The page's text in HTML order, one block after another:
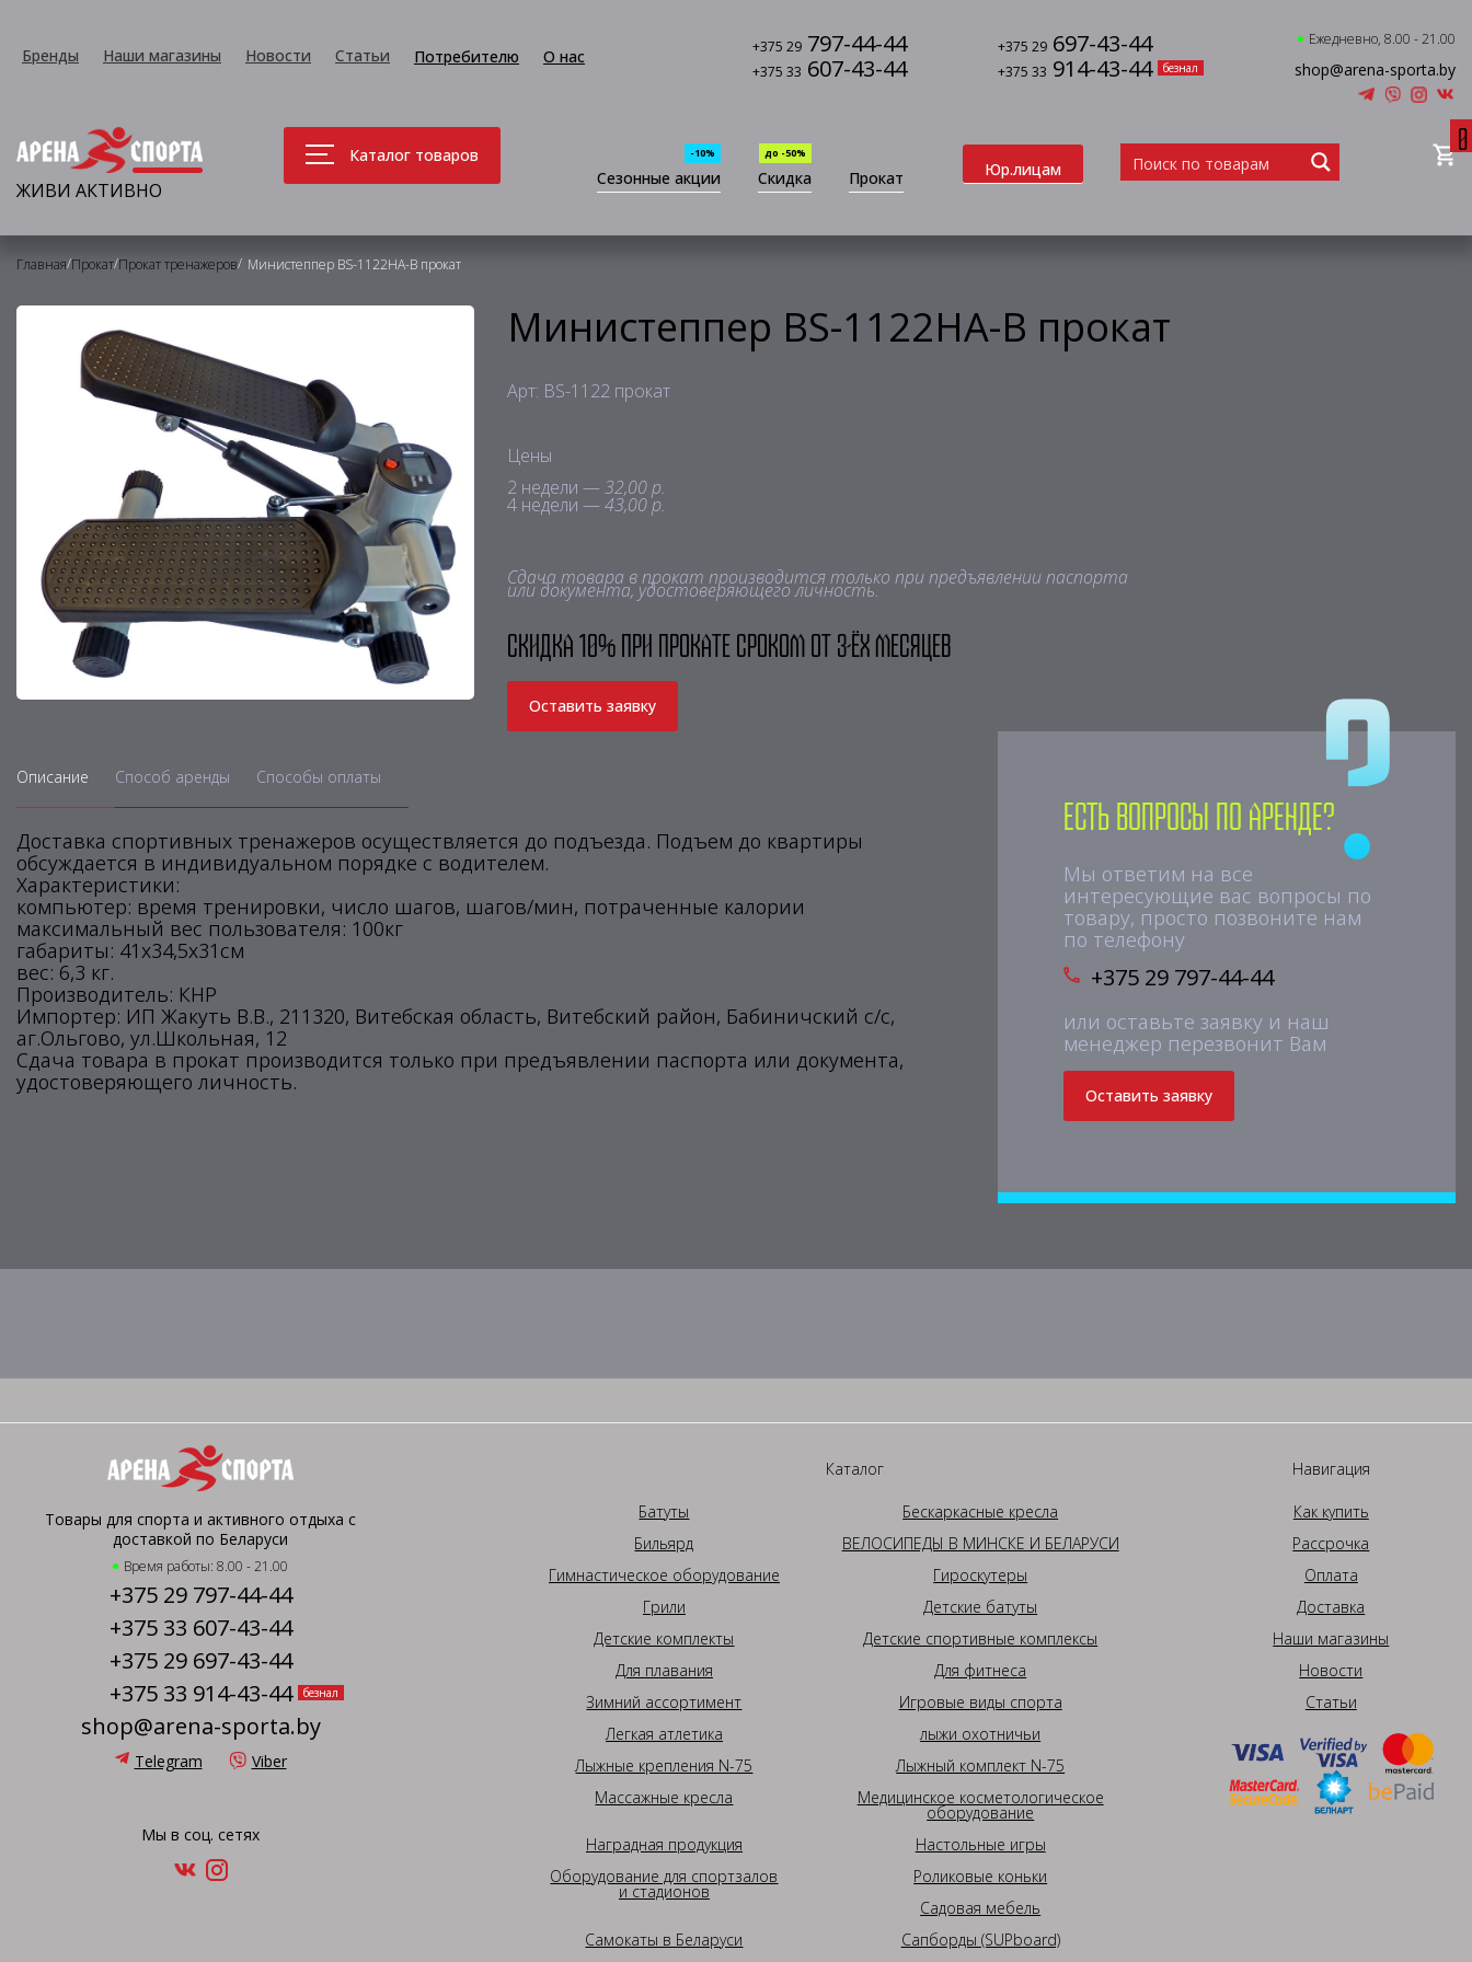
Бренды Наши магазины Новости Статьи Потребителю О нас +375 29 797-44-44 +375 29 697-43-44
+375 33 607-43-44 +375 33 914-43-44 безнал
Ежедневно, 8.00 - 21.00
shop@arena-sporta.by
ЖИВИ АКТИВНО
Каталог товаров
Сезонные акции
-10%
Скидка
до -50%
Прокат Юр.лицам
0
Главная/Прокат/Прокат тренажеров/ Министеппер BS-1122HA-B прокат
Министеппер BS-1122HA-B прокат
Арт: BS-1122 прокат
Цены
2 недели —32,00 р.
4 недели —43,00 р.
Сдача товара в прокат производится только при предъявлении паспорта
или документа, удостоверяющего личность.
Скидка 10% при прокате сроком от 3-ёх месяцев
Оставить заявку
Описание Способ аренды Способы оплаты
Доставка спортивных тренажеров осуществляется до подъезда. Подъем до квартиры
обсуждается в индивидуальном порядке с водителем.
Характеристики:
компьютер: время тренировки, число шагов, шагов/мин, потраченные калории
максимальный вес пользователя: 100кг
габариты: 41х34,5х31см
вес: 6,3 кг.
Производитель: КНР
Импортер: ИП Жакуть В.В., 211320, Витебская область, Витебский район, Бабиничский с/с,
аг.Ольгово, ул.Школьная, 12
Сдача товара в прокат производится только при предъявлении паспорта или документа,
удостоверяющего личность.
Есть вопросы по аренде?
Мы ответим на все
интересующие вас вопросы по
товару, просто позвоните нам
по телефону
+375 29 797-44-44
или оставьте заявку и наш
менеджер перезвонит Вам
Оставить заявку
Товары для спорта и активного отдыха с
доставкой по Беларуси
Время работы: 8.00 - 21.00
+375 29 797-44-44
+375 33 607-43-44
+375 29 697-43-44
+375 33 914-43-44
безнал
shop@arena-sporta.by
Telegram Viber
Мы в соц. сетях
Каталог
Батуты
Бескаркасные кресла
Бильярд
ВЕЛОСИПЕДЫ В МИНСКЕ И БЕЛАРУСИ
Гимнастическое оборудование
Гироскутеры
Грили
Детские батуты
Детские комплекты
Детские спортивные комплексы
Для плавания
Для фитнеса
Зимний ассортимент
Игровые виды спорта
Легкая атлетика
лыжи охотничьи
Лыжные крепления N-75
Лыжный комплект N-75
Массажные кресла
Медицинское косметологическое
оборудование
Наградная продукция
Настольные игры
Оборудование для спортзалов
и стадионов
Роликовые коньки
Садовая мебель
Самокаты в Беларуси
Сапборды (SUPboard)
Навигация
Как купить
Рассрочка
Оплата
Доставка
Наши магазины
Новости
Статьи